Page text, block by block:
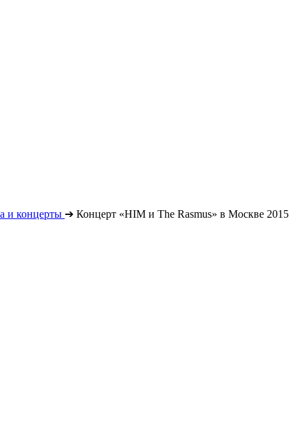
и концерты ➔ Концерт «HIM и The Rasmus» в Москве 2015